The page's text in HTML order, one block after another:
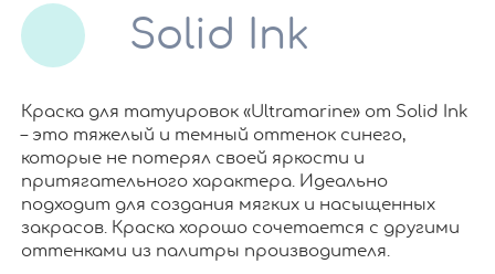
Solid Ink
Краска для татуировок «Ultramarine» от Solid Ink
– это тяжелый и темный оттенок синего,
которые не потерял своей яркости и
притягательного характера. Идеально
подходит для создания мягких и насыщенных
закрасов. Краска хорошо сочетается с другими
оттенками из палитры производителя.